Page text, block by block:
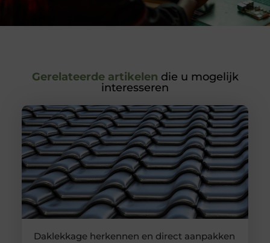
Gerelateerde artikelen die u mogelijk
interesseren
Daklekkage herkennen en direct aanpakken